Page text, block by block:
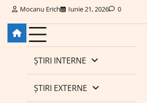
Mocanu Erich Iunie 21, 2026 0
ȘTIRI INTERNE
ȘTIRI EXTERNE